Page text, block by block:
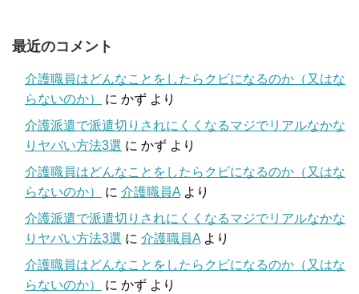
最近のコメント
介護職員はどんなことをしたらクビになるのか（又はな
らないのか）
に かず より
介護派遣で派遣切りされにくくなるマジでリアルなかな
りヤバい方法3選 に かず より
介護職員はどんなことをしたらクビになるのか（又はな
らないのか）
に 介護職員A より
介護派遣で派遣切りされにくくなるマジでリアルなかな
りヤバい方法3選 に 介護職員A より
介護職員はどんなことをしたらクビになるのか（又はな
らないのか）
に かず より